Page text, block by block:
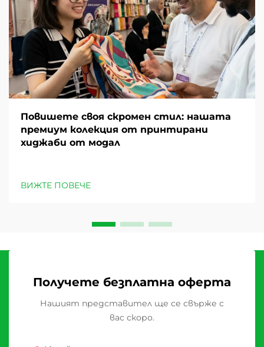
Повишете своя скромен стил: нашата
премиум колекция от принтирани
хиджаби от модал
ВИЖТЕ ПОВЕЧЕ
Получете безплатна оферта
Нашият представител ще се свърже с
вас скоро.